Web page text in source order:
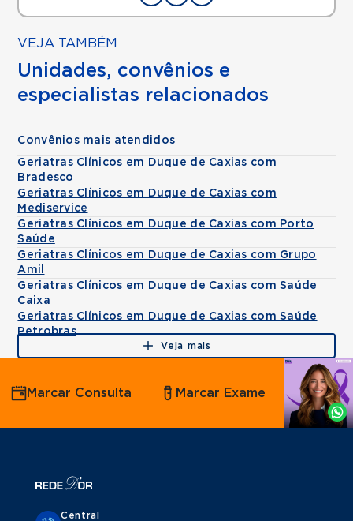
VEJA TAMBÉM
Unidades, convênios e
especialistas relacionados
Convênios mais atendidos
Geriatras Clínicos em Duque de Caxias com
Bradesco
Geriatras Clínicos em Duque de Caxias com
Mediservice
Geriatras Clínicos em Duque de Caxias com Porto
Saúde
Geriatras Clínicos em Duque de Caxias com Grupo
Amil
Geriatras Clínicos em Duque de Caxias com Saúde
Caixa
Geriatras Clínicos em Duque de Caxias com Saúde
Petrobras
Veja mais
Agende
por
Whatsapp
Marcar Consulta Marcar Exame
Central